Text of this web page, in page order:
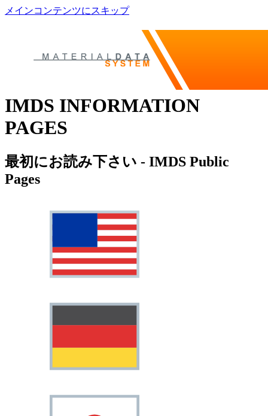
メインコンテンツにスキップ
IMDS INFORMATION
PAGES
最初にお読み下さい - IMDS Public
Pages